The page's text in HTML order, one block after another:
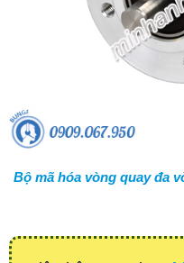
Bộ mã hóa vòng quay đa